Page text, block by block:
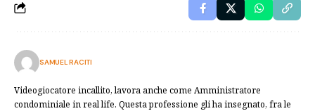
SAMUEL RACITI
Videogiocatore incallito, lavora anche come Amministratore
condominiale in real life. Questa professione gli ha insegnato, fra le